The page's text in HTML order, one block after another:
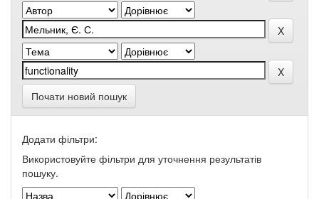
Почати новий пошук
Додати фільтри:
Використовуйте фільтри для уточнення результатів
пошуку.